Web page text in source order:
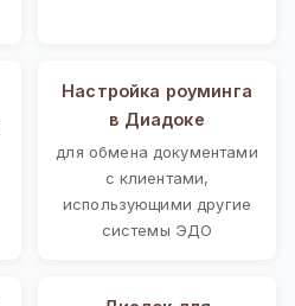
Настройка роуминга
в Диадоке
для обмена документами
с клиентами,
использующими другие
системы ЭДО